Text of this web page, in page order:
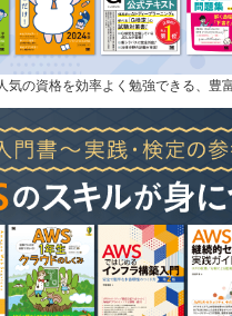
気の資格を効率よく勉強できる、豊